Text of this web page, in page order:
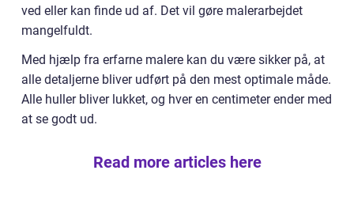
ved eller kan finde ud af. Det vil gøre malerarbejdet
mangelfuldt.
Med hjælp fra erfarne malere kan du være sikker på, at
alle detaljerne bliver udført på den mest optimale måde.
Alle huller bliver lukket, og hver en centimeter ender med
at se godt ud.
Read more articles here